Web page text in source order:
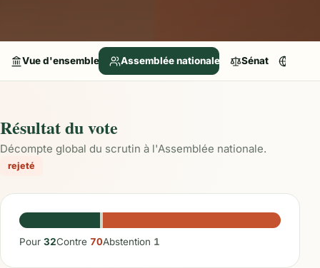
Vue d'ensemble Assemblée nationale Sénat
Résultat du vote
Décompte global du scrutin à l'Assemblée nationale.
rejeté
Pour 32Contre 70Abstention 1